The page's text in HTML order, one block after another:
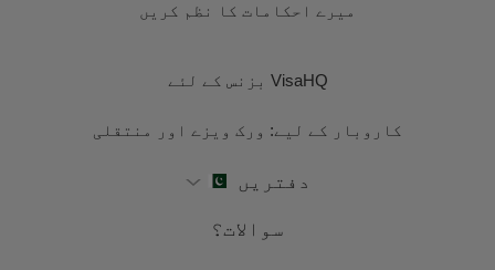
میرے احکامات کا نظم کریں
VisaHQ بزنس کے لئے
کاروبار کے لیے: ورک ویزے اور منتقلی
دفتریں
سوالات؟